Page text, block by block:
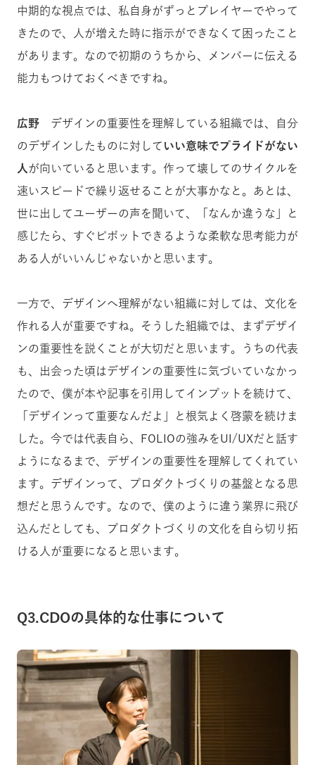
中期的な視点では、私自身がずっとプレイヤーでやって
きたので、人が増えた時に指示ができなくて困ったこと
があります。なので初期のうちから、メンバーに伝える
能力もつけておくべきですね。
広野 デザインの重要性を理解している組織では、自分
のデザインしたものに対して いい意味でプライドがない
人 が向いていると思います。作って壊してのサイクルを
速いスピードで繰り返せることが大事かなと。あとは、
世に出してユーザーの声を聞いて、「なんか違うな」と
感じたら、すぐピボットできるような柔軟な思考能力が
ある人がいいんじゃないかと思います。
一方で、デザインへ理解がない組織に対しては、文化を
作れる人が重要ですね。そうした組織では、まずデザイ
ンの重要性を説くことが大切だと思います。うちの代表
も、出会った頃はデザインの重要性に気づいていなかっ
たので、僕が本や記事を引用してインプットを続けて、
「デザインって重要なんだよ」と根気よく啓蒙を続けま
した。今では代表自ら、FOLIOの強みをUI/UXだと話す
ようになるまで、デザインの重要性を理解してくれてい
ます。デザインって、プロダクトづくりの基盤となる思
想だと思うんです。なので、僕のように違う業界に飛び
込んだとしても、プロダクトづくりの文化を自ら切り拓
ける人が重要になると思います。
Q3.CDOの具体的な仕事について